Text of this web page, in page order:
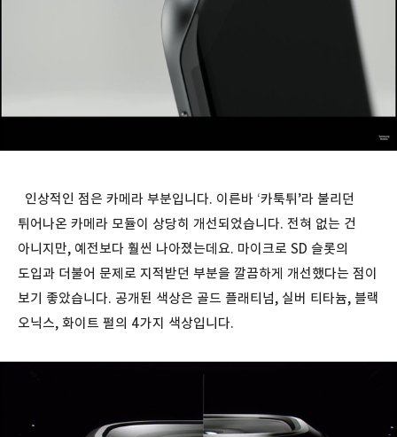
인상적인 점은 카메라 부분입니다. 이른바 ‘카툭튀’라 불리던
튀어나온 카메라 모듈이 상당히 개선되었습니다. 전혀 없는 건
아니지만, 예전보다 훨씬 나아졌는데요. 마이크로 SD 슬롯의
도입과 더불어 문제로 지적받던 부분을 깔끔하게 개선했다는 점이
보기 좋았습니다. 공개된 색상은 골드 플래티넘, 실버 티타늄, 블랙
오닉스, 화이트 펄의 4가지 색상입니다.